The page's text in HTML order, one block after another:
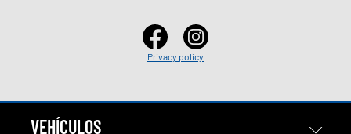
Privacy policy
VEHÍCULOS